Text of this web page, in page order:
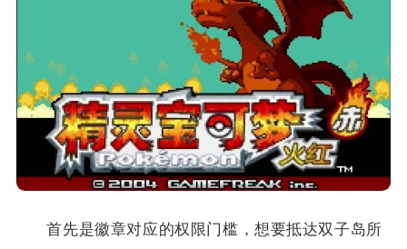
首先是徽章对应的权限门槛，想要抵达双子岛所